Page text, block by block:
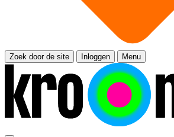
Zoek door de site Inloggen Menu